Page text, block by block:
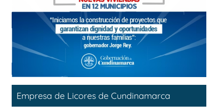
Empresa de Licores de Cundinamarca